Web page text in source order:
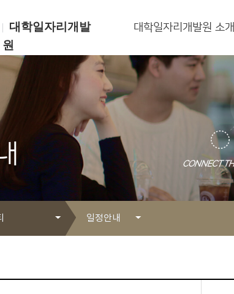
대학일자리개발
원
개발원
대학일자리개발원 소개
원과
일정안내
자유게시판